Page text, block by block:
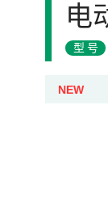
电
型号
NEW